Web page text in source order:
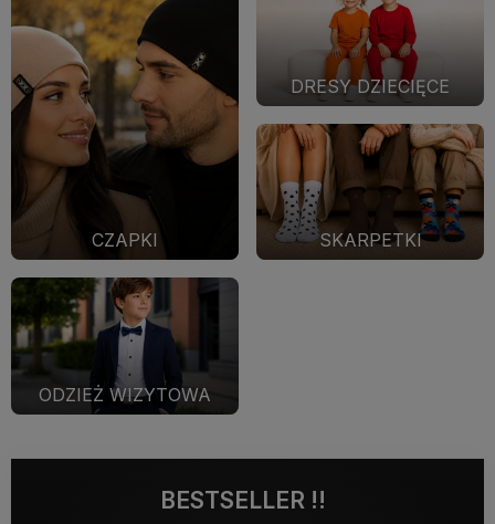
CZAPKI
DRESY DZIECIĘCE
SKARPETKI
ODZIEŻ WIZYTOWA
BESTSELLER !!